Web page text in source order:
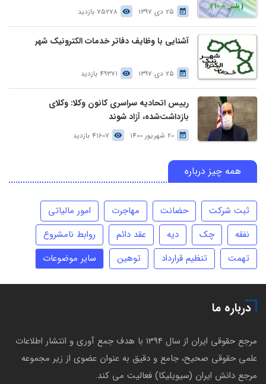
25 دی 1397 75278 بازدید
آشنایی با وظایف دفاتر خدمات الکترونیک شهر
25 دی 1397 49371 بازدید
رییس اتحادیه سراسری کانون وکلا: وکلای
بازداشت‌شده، آزاد شوند
20 شهریور 1400 41607 بازدید
همه چیز درباره
ثبت شرکت حضانت مهاجرت
امور مالیاتی
نفقه
چک دیه عقد دائم
روابط نامشروع
تهمت
تنظیم قرارداد توهین سایر موضوعات
درباره ما
مرجع حقوقی ایران از سال 1394 با هدف جمع آوری و انتشار اطلاعات
علمی حقوقی صحیح، جامع و دقیق به عنوان عضوی از زیر مجموعه
مرجع دانش ایران (سیویلیکا) فعالیت می کند.